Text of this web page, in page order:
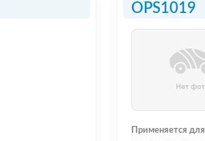
OPS1019
Применяется для